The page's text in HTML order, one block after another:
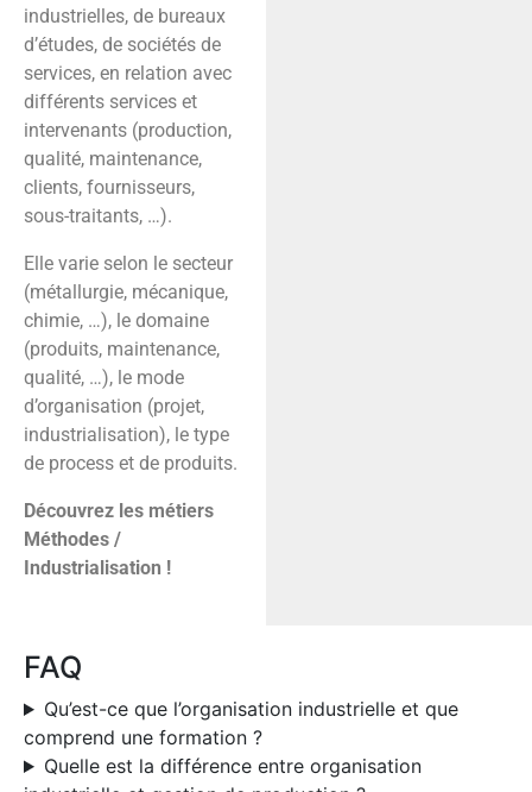
industrielles, de bureaux
d’études, de sociétés de
services, en relation avec
différents services et
intervenants (production,
qualité, maintenance,
clients, fournisseurs,
sous-traitants, …).
Elle varie selon le secteur
(métallurgie, mécanique,
chimie, …), le domaine
(produits, maintenance,
qualité, …), le mode
d’organisation (projet,
industrialisation), le type
de process et de produits.
Découvrez les métiers
Méthodes /
Industrialisation !
FAQ
Qu’est-ce que l’organisation industrielle et que
comprend une formation ?
Quelle est la différence entre organisation